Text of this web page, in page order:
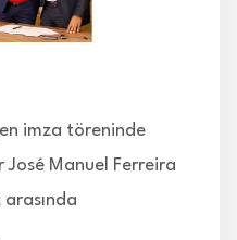
imza töreninde
José Manuel Ferreira